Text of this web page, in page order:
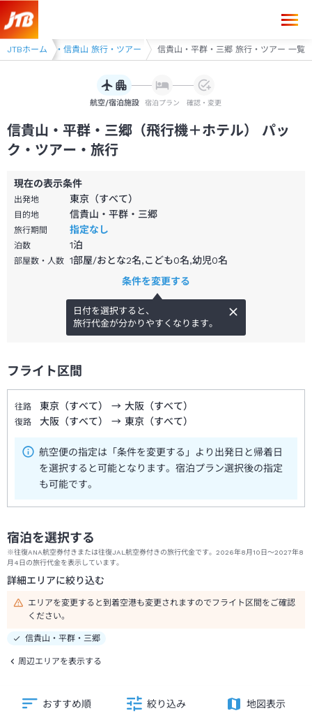
JTBホーム
生駒・斑鳩・信貴山 旅行・ツアー 信貴山・平群・三郷 旅行・ツアー 一覧
航空/宿泊施設 宿泊プラン 確認・変更
信貴山・平群・三郷（飛行機＋ホテル） パッ
ク・ツアー・旅行
現在の表示条件
出発地 東京（すべて）
目的地 信貴山・平群・三郷
旅行期間 指定なし
泊数 1泊
部屋数・人数 1部屋/おとな2名,こども0名,幼児0名
条件を変更する
日付を選択すると、
旅行代金が分かりやすくなります。
フライト区間
往路 東京（すべて） → 大阪（すべて）
復路 大阪（すべて） → 東京（すべて）
航空便の指定は「条件を変更する」より出発日と帰着日
を選択すると可能となります。宿泊プラン選択後の指定
も可能です。
宿泊を選択する
※往復ANA航空券付きまたは往復JAL航空券付きの旅行代金です。2026年8月10日～2027年8
月4日の旅行代金を表示しています。
詳細エリアに絞り込む
エリアを変更すると到着空港も変更されますのでフライト区間をご確認
ください。
信貴山・平群・三郷
周辺エリアを表示する
おすすめ順 絞り込み 地図表示